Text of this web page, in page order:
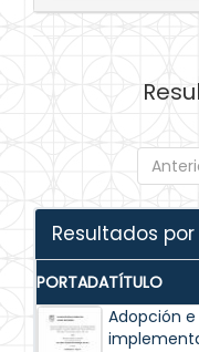
Resultados
PORTADATÍTULO
Adopción e